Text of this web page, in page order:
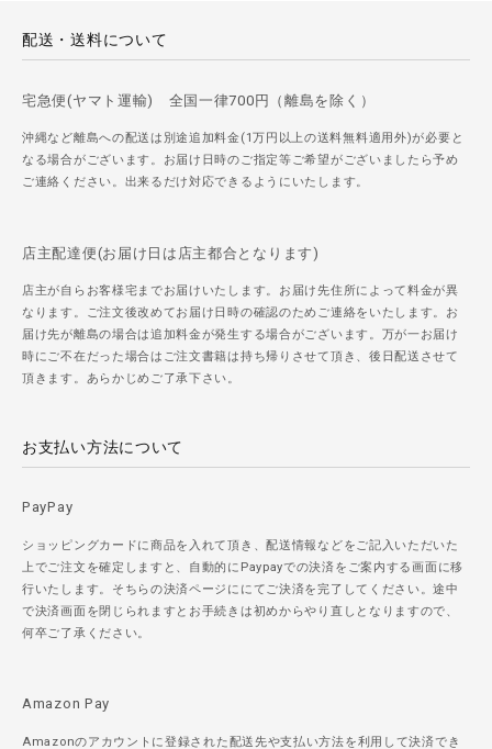
配送・送料について
宅急便(ヤマト運輸) 全国一律700円（離島を除く）
沖縄など離島への配送は別途追加料金(1万円以上の送料無料適用外)が必要と
なる場合がございます。お届け日時のご指定等ご希望がございましたら予め
ご連絡ください。出来るだけ対応できるようにいたします。
店主配達便(お届け日は店主都合となります)
店主が自らお客様宅までお届けいたします。お届け先住所によって料金が異
なります。ご注文後改めてお届け日時の確認のためご連絡をいたします。お
届け先が離島の場合は追加料金が発生する場合がございます。万が一お届け
時にご不在だった場合はご注文書籍は持ち帰りさせて頂き、後日配送させて
頂きます。あらかじめご了承下さい。
お支払い方法について
PayPay
ショッピングカードに商品を入れて頂き、配送情報などをご記入いただいた
上でご注文を確定しますと、自動的にPaypayでの決済をご案内する画面に移
行いたします。そちらの決済ページににてご決済を完了してください。途中
で決済画面を閉じられますとお手続きは初めからやり直しとなりますので、
何卒ご了承ください。
Amazon Pay
Amazonのアカウントに登録された配送先や支払い方法を利用して決済でき